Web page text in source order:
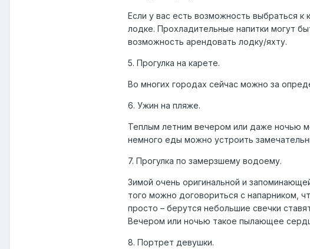
Если у вас есть возможность выбраться
лодке. Прохладительные напитки могут
возможность арендовать лодку/яхту.
5. Прогулка на карете.
Во многих городах сейчас можно за
6. Ужин на пляже.
Теплым летним вечером или даже ночью
немного еды можно устроить
7. Прогулка по замерзшему водоему.
Зимой очень оригинальной и
того можно договориться с напарником,
просто – берутся небольшие свечки
Вечером или ночью такое пылающее
8. Портрет девушки.